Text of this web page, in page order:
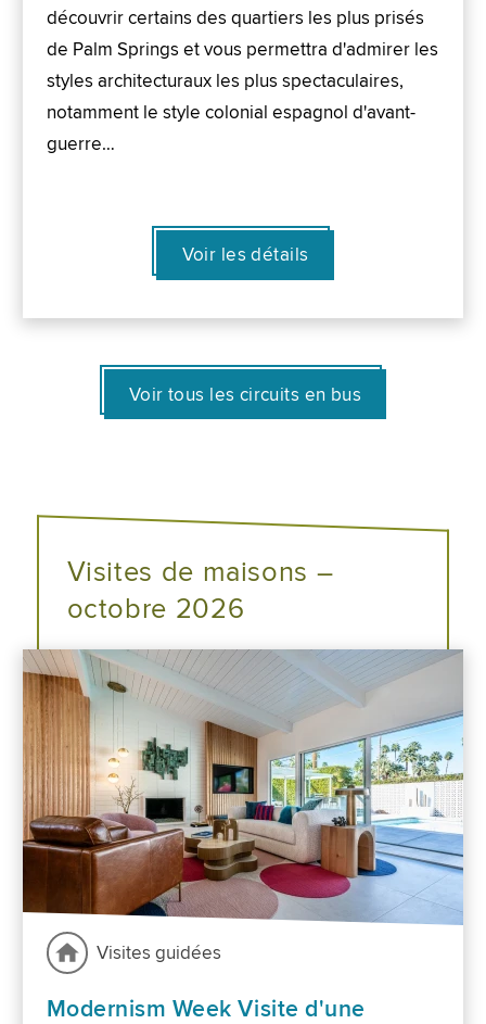
découvrir certains des quartiers les plus prisés
de Palm Springs et vous permettra d'admirer les
styles architecturaux les plus spectaculaires,
notamment le style colonial espagnol d'avant-
guerre…
Voir les détails
Voir tous les circuits en bus
Visites de maisons –
octobre 2026
Visites guidées
Modernism Week Visite d'une